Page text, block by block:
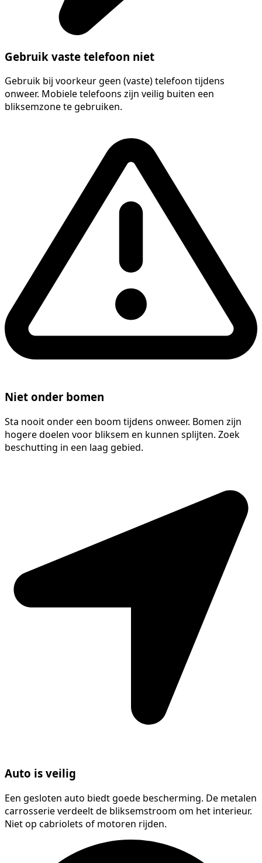
Gebruik vaste telefoon niet
Gebruik bij voorkeur geen (vaste) telefoon tijdens
onweer. Mobiele telefoons zijn veilig buiten een
bliksemzone te gebruiken.
Niet onder bomen
Sta nooit onder een boom tijdens onweer. Bomen zijn
hogere doelen voor bliksem en kunnen splijten. Zoek
beschutting in een laag gebied.
Auto is veilig
Een gesloten auto biedt goede bescherming. De metalen
carrosserie verdeelt de bliksemstroom om het interieur.
Niet op cabriolets of motoren rijden.